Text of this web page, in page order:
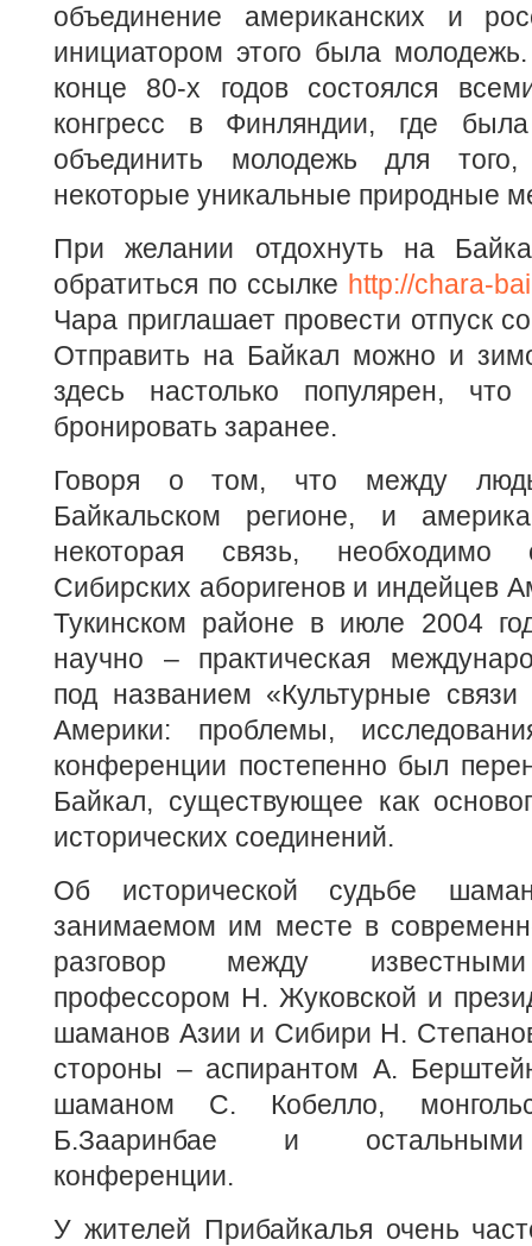
объединение американских и
инициатором этого была
конце 80-х годов состоялся
конгресс в Финляндии, где
объединить молодежь для
некоторые уникальные природные
При желании отдохнуть на
обратиться по ссылке http://chara-
Чара приглашает провести отпуск
Отправить на Байкал можно и
здесь настолько популярен, что
бронировать заранее.
Говоря о том, что между
Байкальском регионе, и
некоторая связь, необходимо
Сибирских аборигенов и индейцев
Тукинском районе в июле 2004
научно – практическая
под названием «Культурные
Америки: проблемы,
конференции постепенно был
Байкал, существующее как
исторических соединений.
Об исторической судьбе
занимаемом им месте в
разговор между
профессором Н. Жуковской и
шаманов Азии и Сибири Н.
стороны – аспирантом А.
шаманом С. Кобелло,
Б.Зааринбае и остальными
конференции.
У жителей Прибайкалья очень